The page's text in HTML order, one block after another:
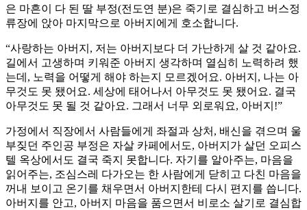
은 마흔이 다 된 딸 부정(전도연 분)은 죽기로 결심하고 버스정
류장에 앉아 마지막으로 아버지에게 호소합니다.
“사랑하는 아버지, 저는 아버지보다 더 가난하게 살 것 같아요.
길에서 고생하며 키워준 아버지 생각하며 열심히 노력하려 했
는데, 노력을 어떻게 해야 하는지 모르겠어요. 아버지, 나는 아
무것도 못 됐어요. 세상에 태어나서 아무것도 못 됐어요. 결국
아무것도 못 될 것 같아요. 그래서 너무 외로워요, 아버지!”
가정에서 직장에서 사람들에게 좌절과 상처, 배신을 겪으며 울
부짖던 주인공 부정은 자살 카페에서도, 아버지가 살던 오피스
텔 옥상에서도 결국 죽지 못합니다. 자기를 알아주는, 마음을
읽어주는, 조심스레 다가오는 한 사람에게 닫히고 다친 마음을
꺼내 보이고 온기를 채우면서 아버지한테 다시 편지를 씁니다.
아버지를 안고, 아버지 마음을 품으면서 비로소 살기로 결심합